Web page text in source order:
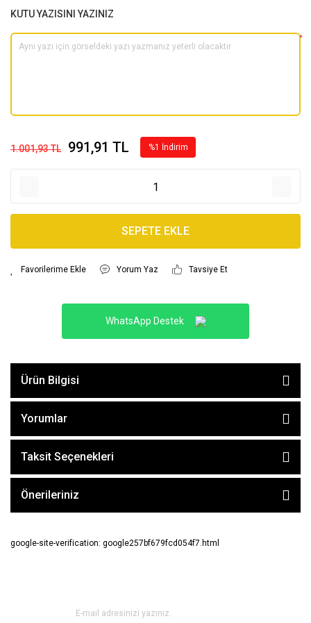
KUTU YAZISINI YAZINIZ
*
1.001,93 TL 991,91 TL %1 İndirim
SEPETE EKLE
Yorum Yaz Tavsiye Et
WhatsApp Destek
Ürün Bilgisi
Yorumlar
Taksit Seçenekleri
Önerileriniz
google-site-verification: google257bf679fcd054f7.html